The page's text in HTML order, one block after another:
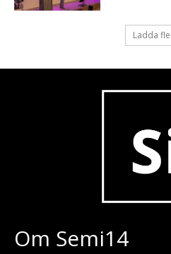
Ladda
Om Semi14